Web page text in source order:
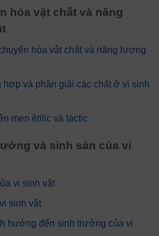
hóa vật chất và năng
hóa vật chất và năng lượng
hợp và phân giải các chất ở vi sinh
men êtilic và lactic
và sinh sản của vi
vi sinh vật
sinh vật
hưởng đến sinh trưởng của vi